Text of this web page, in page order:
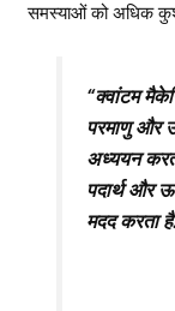
समस्याओं को अधिक
“क्वांटम
परमाणु और
अध्ययन
पदार्थ और
मदद करता